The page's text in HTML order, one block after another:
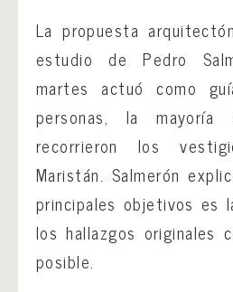
La propuesta
estudio de Pedro
martes actuó como
personas, la mayoría
recorrieron los
Maristán. Salmerón
principales objetivos es
los hallazgos originales
posible.